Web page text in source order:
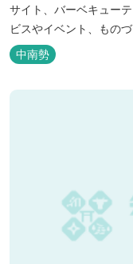
サイト、バーベキュー
ビスやイベント、もの
ルを発信しています。
にはホタルが飛び交う
中南勢